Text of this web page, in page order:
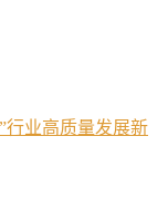
行业高质量发展新